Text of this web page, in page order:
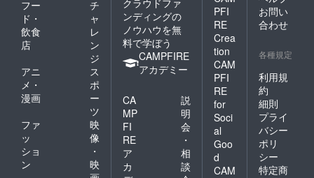
フー
ド・
飲食
店
チ
ャ
レ
ン
ジ
アニ
メ・
漫画
ス
ポ
ー
ツ
ファ
ッ
ショ
ン
映
像
・
映
ンディングの
ノウハウを無
料で学ぼう
CAMPFIRE
アカデミー
CA
MP
FI
RE
ア
カ
説
明
会
・
相
談
PFI
RE
Crea
tion
CAM
PFI
RE
for
Soci
al
Goo
d
CAM
お問い
合わせ
各種規定
利用規
約
細則
プライ
バシー
ポリ
シー
特定商